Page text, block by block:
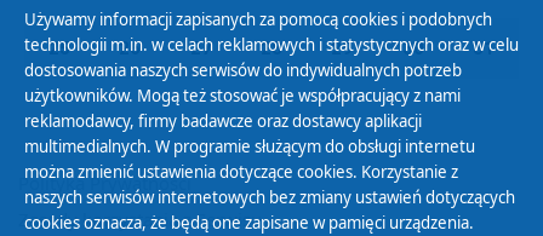
25 26 27 28 29 30 31
Polityka Prywatności
Zasady korzystania z Serwisu
Używamy informacji zapisanych za pomocą cookies i podobnych
technologii m.in. w celach reklamowych i statystycznych oraz w celu
dostosowania naszych serwisów do indywidualnych potrzeb
użytkowników. Mogą też stosować je współpracujący z nami
reklamodawcy, firmy badawcze oraz dostawcy aplikacji
multimedialnych. W programie służącym do obsługi internetu
można zmienić ustawienia dotyczące cookies. Korzystanie z
naszych serwisów internetowych bez zmiany ustawień dotyczących
cookies oznacza, że będą one zapisane w pamięci urządzenia.